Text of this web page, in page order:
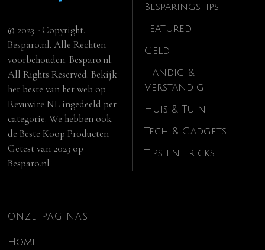
© 2023 - Copyright.
Besparo.nl. Alle Rechten
voorbehouden. Besparo.nl.
All Rights Reserved. Bekijk
het beste van het web op
Revuwire NL ingedeeld per
categorie. We hebben ook
deBeste Koop Producten
Getest van 2023 op
Besparo.nl
Besparingstips
Featured
Geld
Handig &
Verstandig
Huis & Tuin
Tech & Gadgets
Tips en tricks
ONZE PAGINA’S
Home